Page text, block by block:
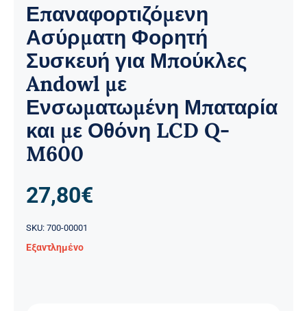
Επαναφορτιζόμενη
Ασύρματη Φορητή
Συσκευή για Μπούκλες
Andowl με
Ενσωματωμένη Μπαταρία
και με Οθόνη LCD Q-
M600
27,80€
SKU: 700-00001
Εξαντλημένο